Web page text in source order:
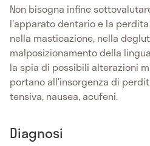
Non bisogna infine
l'apparato dentario e la
nella masticazione, nella
malposizionamento della
la spia di possibili alterazioni
portano all’insorgenza di
tensiva, nausea, acufeni.
Diagnosi